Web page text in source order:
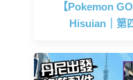
【Pokemon
Hisuian｜第